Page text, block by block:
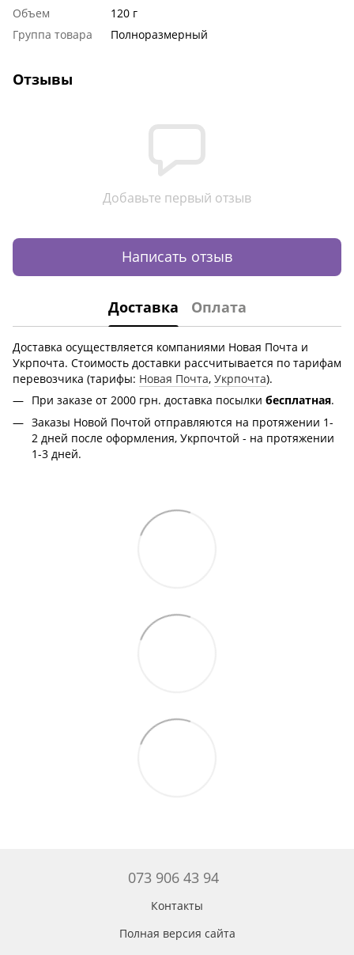
Объем
120 г
Группа товара
Полноразмерный
Отзывы
Добавьте первый отзыв
Написать отзыв
Доставка Оплата
Доставка осуществляется компаниями Новая Почта и
Укрпочта. Стоимость доставки рассчитывается по тарифам
перевозчика (тарифы: Новая Почта, Укрпочта).
При заказе от 2000 грн. доставка посылки бесплатная.
Заказы Новой Почтой отправляются на протяжении 1-
2 дней после оформления, Укрпочтой - на протяжении
1-3 дней.
073 906 43 94
Контакты
Полная версия сайта